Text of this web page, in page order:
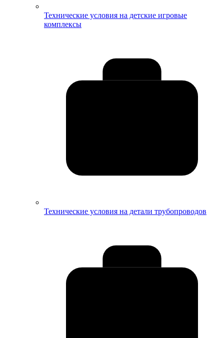
Технические условия на детские игровые
комплексы
Технические условия на детали трубопроводов